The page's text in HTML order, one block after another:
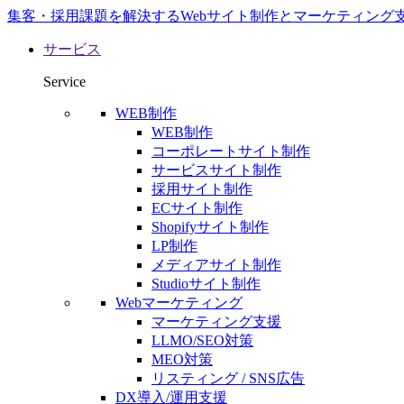
集客・採用課題を解決するWebサイト制作とマーケティング
サービス
Service
WEB制作
WEB制作
コーポレートサイト制作
サービスサイト制作
採用サイト制作
ECサイト制作
Shopifyサイト制作
LP制作
メディアサイト制作
Studioサイト制作
Webマーケティング
マーケティング支援
LLMO/SEO対策
MEO対策
リスティング / SNS広告
DX導入/運用支援